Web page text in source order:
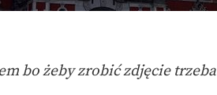
bo żeby zrobić zdjęcie